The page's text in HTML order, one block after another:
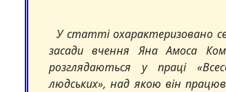
У статті охарактеризовано
засади вчення Яна Амоса
розглядаються у праці
людських», над якою він